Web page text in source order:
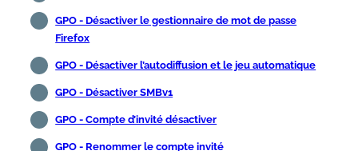
GPO - Désactiver le gestionnaire de mot de passe
Firefox
GPO - Désactiver l’autodiffusion et le jeu automatique
GPO - Désactiver SMBv1
GPO - Compte d’invité désactiver
GPO - Renommer le compte invité